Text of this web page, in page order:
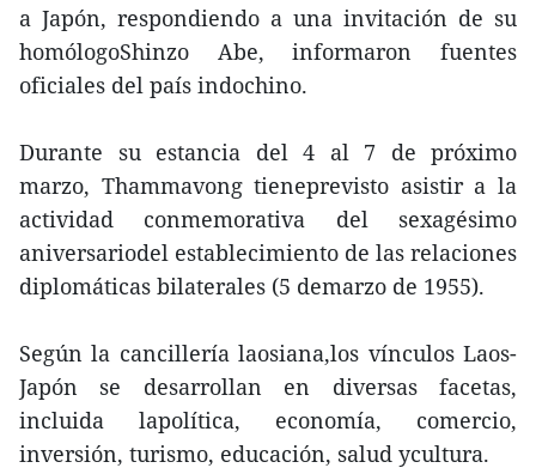
a Japón, respondiendo a una invitación de su
homólogoShinzo Abe, informaron fuentes
oficiales del país indochino.
Durante su estancia del 4 al 7 de próximo
marzo, Thammavong tieneprevisto asistir a la
actividad conmemorativa del sexagésimo
aniversariodel establecimiento de las relaciones
diplomáticas bilaterales (5 demarzo de 1955).
Según la cancillería laosiana,los vínculos Laos-
Japón se desarrollan en diversas facetas,
incluida lapolítica, economía, comercio,
inversión, turismo, educación, salud ycultura.